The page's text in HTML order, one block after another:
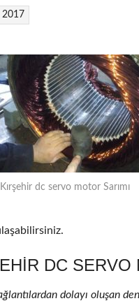
2017
Kırşehir dc servo motor Sarımı
DC SERVO
dolayı oluşan